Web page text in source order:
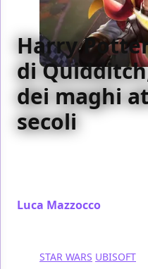
Harry
di
dei maghi
secoli
Luca Mazzocco
STAR WARS UBISOFT